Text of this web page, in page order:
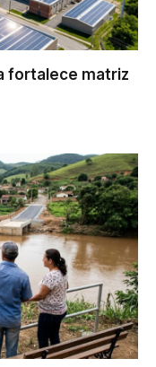
fortalece matriz